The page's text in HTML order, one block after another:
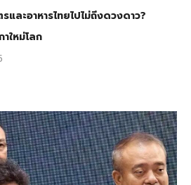
และอาหารไทยไปไม่ถึงดวงดาว?
ใหม่โลก